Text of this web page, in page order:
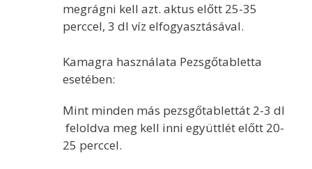
megrágni kell azt. aktus előtt 25-35
perccel, 3 dl víz elfogyasztásával.
Kamagra használata Pezsgőtabletta
esetében:
Mint minden más pezsgőtablettát 2-3 dl
feloldva meg kell inni együttlét előtt 20-
25 perccel.